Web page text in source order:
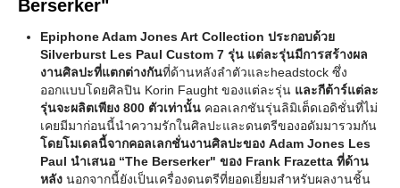
Berserker"
Epiphone Adam Jones Art Collection ประกอบด้วย
Silverburst Les Paul Custom 7 รุ่น แต่ละรุ่นมีการสร้างผล
งานศิลปะที่แตกต่างกันที่ด้านหลังลำตัวและheadstock ซึ่ง
ออกแบบโดยศิลปิน Korin Faught ของแต่ละรุ่น และกีต้าร์แต่ละ
รุ่นจะผลิตเพียง 800 ตัวเท่านั้น คอลเลกชันรุ่นลิมิเต็ดเอดิชั่นที่ไม่
เคยมีมาก่อนนี้นำความรักในศิลปะและดนตรีของอดัมมารวมกัน
โดยโมเดลนี้จากคอลเลกชั่นงานศิลปะของ Adam Jones Les
Paul นำเสนอ “The Berserker" ของ Frank Frazetta ที่ด้าน
หลัง นอกจากนี้ยังเป็นเครื่องดนตรีที่ยอดเยี่ยมสำหรับผลงานชิ้น